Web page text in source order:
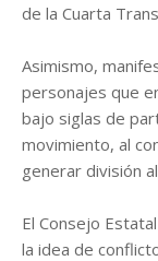
de la Cuarta
Asimismo,
personajes que
bajo siglas de
movimiento, al
generar división
El Consejo
la idea de